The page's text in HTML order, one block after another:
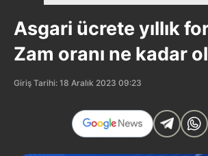
Asgari ücrete yıllık
Zam oranı ne kadar
Giriş Tarihi: 18 Aralık 2023 09:23